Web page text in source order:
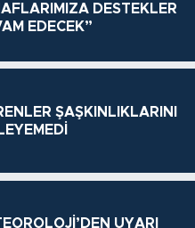
DESTEKLER
EDECEK”
ŞAŞKINLIKLARINI
UYARI